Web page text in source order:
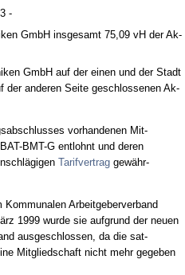
-
GmbH ins­ge­samt 75,09 vH der Ak­
GmbH auf der ei­nen und der Stadt
der an­de­ren Sei­te ge­schlos­se­nen Ak­
vor­han­de­nen Mit­
BMT-G ent­lohnt und de­ren
Ta­rif­ver­traggewähr­
Ar­beit­ge­ber­ver­band
1999 wur­de sie auf­grund der neu­en
aus­ge­schlos­sen, da die sat­
Mit­glied­schaft nicht mehr ge­ge­ben